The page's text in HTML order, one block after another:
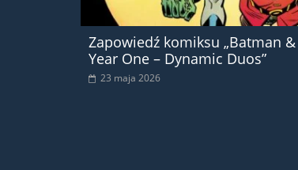
Zapowiedź komiksu „Batman
Year One – Dynamic Duos”
23 maja 2026